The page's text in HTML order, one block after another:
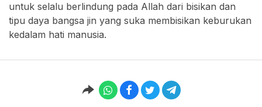
untuk selalu berlindung pada Allah dari bisikan dan
tipu daya bangsa jin yang suka membisikan keburukan
kedalam hati manusia.